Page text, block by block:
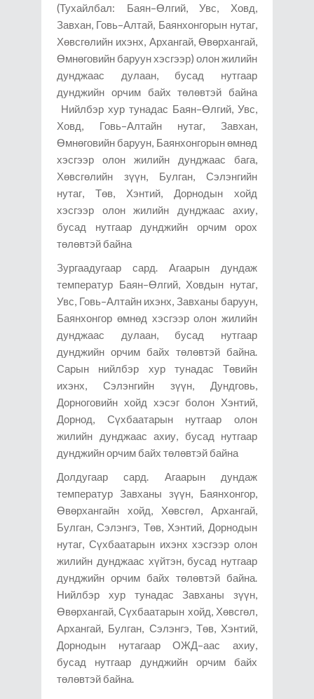
(Тухайлбал: Баян–Өлгий, Увс, Ховд,
Завхан, Говь–Алтай, Баянхонгорын нутаг,
Хөвсгөлийн ихэнх, Архангай, Өвөрхангай,
Өмнөговийн баруун хэсгээр) олон жилийн
дунджаас дулаан, бусад нутгаар
дунджийн орчим байх төлөвтэй байна
Нийлбэр хур тунадас Баян–Өлгий, Увс,
Ховд, Говь–Алтайн нутаг, Завхан,
Өмнөговийн баруун, Баянхонгорын өмнөд
хэсгээр олон жилийн дунджаас бага,
Хөвсгөлийн зүүн, Булган, Сэлэнгийн
нутаг, Төв, Хэнтий, Дорнодын хойд
хэсгээр олон жилийн дунджаас ахиу,
бусад нутгаар дунджийн орчим орох
төлөвтэй байна
Зургаадугаар сард. Агаарын дундаж
температур Баян–Өлгий, Ховдын нутаг,
Увс, Говь–Алтайн ихэнх, Завханы баруун,
Баянхонгор өмнөд хэсгээр олон жилийн
дунджаас дулаан, бусад нутгаар
дунджийн орчим байх төлөвтэй байна.
Сарын нийлбэр хур тунадас Төвийн
ихэнх, Сэлэнгийн зүүн, Дундговь,
Дорноговийн хойд хэсэг болон Хэнтий,
Дорнод, Сүхбаатарын нутгаар олон
жилийн дунджаас ахиу, бусад нутгаар
дунджийн орчим байх төлөвтэй байна
Долдугаар сард. Агаарын дундаж
температур Завханы зүүн, Баянхонгор,
Өвөрхангайн хойд, Хөвсгөл, Архангай,
Булган, Сэлэнгэ, Төв, Хэнтий, Дорнодын
нутаг, Сүхбаатарын ихэнх хэсгээр олон
жилийн дунджаас хүйтэн, бусад нутгаар
дунджийн орчим байх төлөвтэй байна.
Нийлбэр хур тунадас Завханы зүүн,
Өвөрхангай, Сүхбаатарын хойд, Хөвсгөл,
Архангай, Булган, Сэлэнгэ, Төв, Хэнтий,
Дорнодын нутагаар ОЖД–аас ахиу,
бусад нутгаар дунджийн орчим байх
төлөвтэй байна.